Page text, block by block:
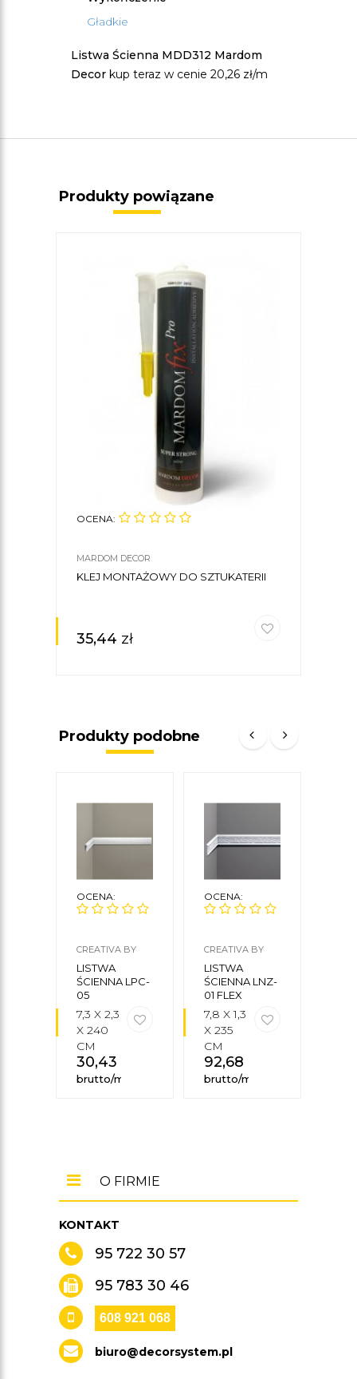
Gładkie
Listwa Ścienna MDD312 Mardom
Decor kup teraz w cenie 20,26 zł/m
Produkty powiązane
OCENA:
MARDOM DECOR
KLEJ MONTAŻOWY DO SZTUKATERII
35,44 zł
Produkty podobne
OCENA:
CREATIVA BY
CEZAR
LISTWA
ŚCIENNA LPC-
05
7,3 X 2,3
X 240
CM
30,43
brutto/mb
OCENA:
CREATIVA BY
CEZAR
LISTWA
ŚCIENNA LNZ-
01 FLEX
7,8 X 1,3
X 235
CM
92,68
brutto/mb
KONTAKT
95 722 30 57
95 783 30 46
608 921 068
biuro@decorsystem.pl
O FIRMIE